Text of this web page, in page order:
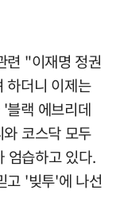
련 "이재명 정권
하더니 이제는
블랙 에브리데
코스닥 모두
엄습하고 있다.
고 '빚투'에 나선